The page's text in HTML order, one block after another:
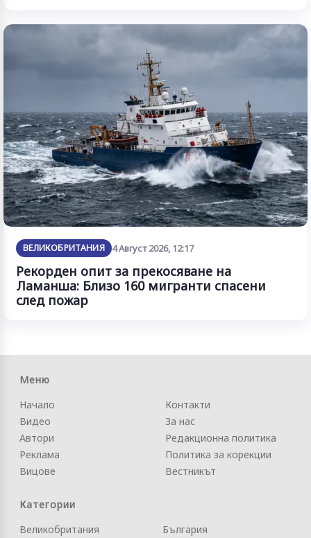
ВЕЛИКОБРИТАНИЯ 4 Август 2026, 12:17
Рекорден опит за прекосяване на
Ламанша: Близо 160 мигранти спасени
след пожар
Меню
Начало
Видео
Автори
Реклама
Вицове
Контакти
За нас
Редакционна политика
Политика за корекции
Вестникът
Категории
Великобритания
България